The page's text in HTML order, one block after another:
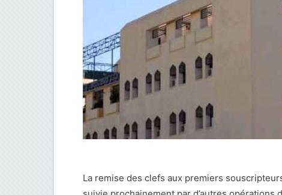
La remise des clefs aux premiers